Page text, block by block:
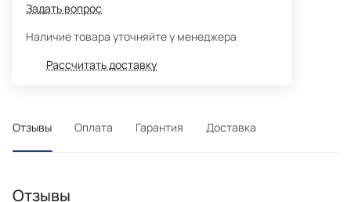
Задать вопрос
Наличие товара уточняйте у менеджера
Рассчитать доставку
Отзывы Оплата Гарантия Доставка
Отзывы